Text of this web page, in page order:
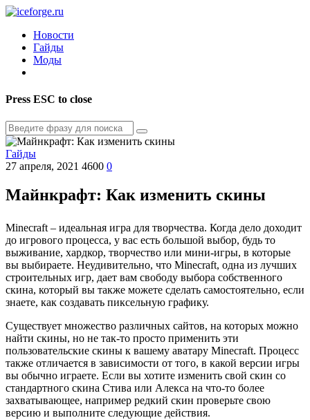
Новости
Гайды
Моды
Press ESC to close
Гайды
27 апреля, 2021 4600 0
Майнкрафт: Как изменить скины
Minecraft – идеальная игра для творчества. Когда дело доходит
до игрового процесса, у вас есть большой выбор, будь то
выживание, хардкор, творчество или мини-игры, в которые
вы выбираете. Неудивительно, что Minecraft, одна из лучших
строительных игр, дает вам свободу выбора собственного
скина, который вы также можете сделать самостоятельно, если
знаете, как создавать пиксельную графику.
Существует множество различных сайтов, на которых можно
найти скины, но не так-то просто применить эти
пользовательские скины к вашему аватару Minecraft. Процесс
также отличается в зависимости от того, в какой версии игры
вы обычно играете. Если вы хотите изменить свой скин со
стандартного скина Стива или Алекса на что-то более
захватывающее, например редкий скин проверьте свою
версию и выполните следующие действия.